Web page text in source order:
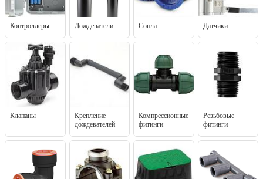
Контроллеры Дождеватели Сопла Датчики
Клапаны
Крепление
дождевателей
Компрессионные
фитинги
Резьбовые
фитинги